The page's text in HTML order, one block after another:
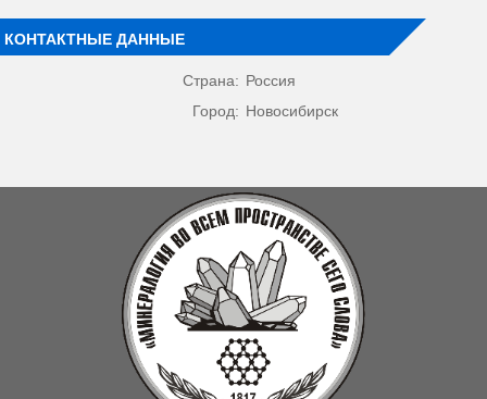
КОНТАКТНЫЕ ДАННЫЕ
Страна: Россия
Город: Новосибирск